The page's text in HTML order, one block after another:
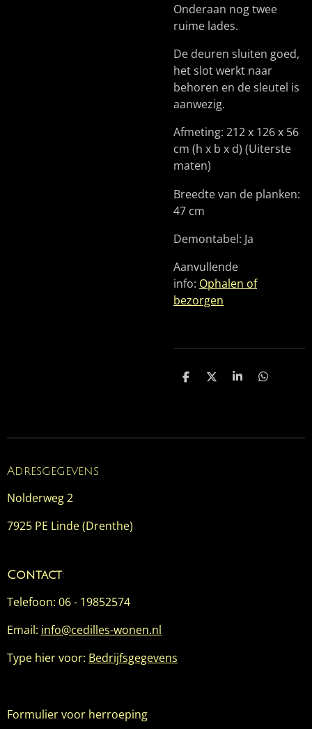
Onderaan nog twee
ruime lades.
De deuren sluiten goed,
het slot werkt naar
behoren en de sleutel is
aanwezig.
Afmeting: 212 x 126 x 56
cm (h x b x d) (Uiterste
maten)
Breedte van de planken:
47 cm
Demontabel: Ja
Aanvullende
info: Ophalen of
bezorgen
D
D
S
D
Adresgegevens
Nolderweg 2
7925 PE Linde (Drenthe)
Contact:
Telefoon: 06 - 19852574
Email: info@cedilles-wonen.nl
Type hier voor: Bedrijfsgegevens
Formulier voor herroeping